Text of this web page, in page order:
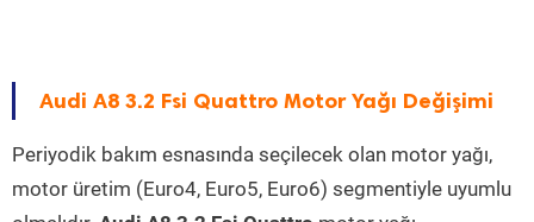
Audi A8 3.2 Fsi Quattro Motor Yağı Değişimi
Periyodik bakım esnasında seçilecek olan motor yağı,
motor üretim (Euro4, Euro5, Euro6) segmentiyle uyumlu